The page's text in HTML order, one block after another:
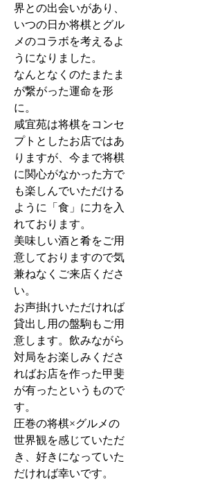
界との出会いがあり、
いつの日か将棋とグル
メのコラボを考えるよ
うになりました。
なんとなくのたまたま
が繋がった運命を形
に。
咸宜苑は将棋をコンセ
プトとしたお店ではあ
りますが、今まで将棋
に関心がなかった方で
も楽しんでいただける
ように「食」に力を入
れております。
美味しい酒と肴をご用
意しておりますので気
兼ねなくご来店くださ
い。
お声掛けいただければ
貸出し用の盤駒もご用
意します。飲みながら
対局をお楽しみくださ
ればお店を作った甲斐
が有ったというもので
す。
圧巻の将棋×グルメの
世界観を感じていただ
き、好きになっていた
だければ幸いです。